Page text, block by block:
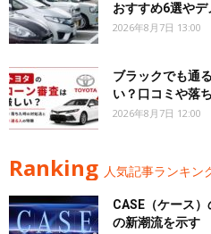
おすすめ6選やデ
2026年8月7日 13:00
ブラックでも通
い？口コミや落
2026年8月7日 12:00
Ranking 人気記事ランキン
CASE（ケース
の新潮流を示す